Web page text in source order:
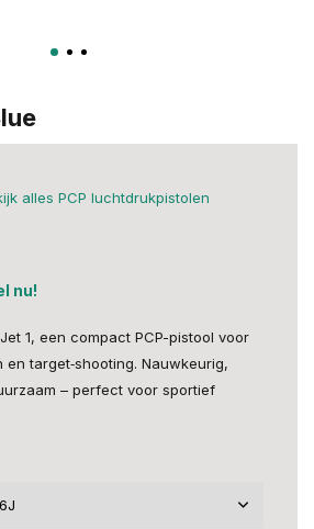
alles PCP luchtdrukpistolen
nu!
1, een compact PCP-pistool voor
target‑shooting. Nauwkeurig,
– perfect voor sportief